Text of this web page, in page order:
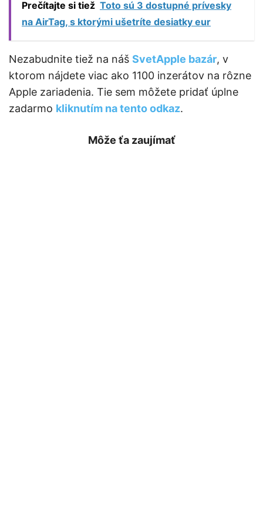
Prečítajte si tiež Toto sú 3 dostupné prívesky
na AirTag, s ktorými ušetríte desiatky eur
Nezabudnite tiež na náš SvetApple bazár, v
ktorom nájdete viac ako 1100 inzerátov na rôzne
Apple zariadenia. Tie sem môžete pridať úplne
zadarmo kliknutím na tento odkaz.
Môže ťa zaujímať